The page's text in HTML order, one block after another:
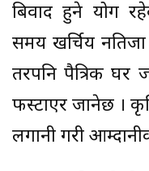
बिवाद हुने योग
समय खर्चिय
तरपनि पैत्रिक घर
फस्टाएर जानेछ ।
लगानी गरी